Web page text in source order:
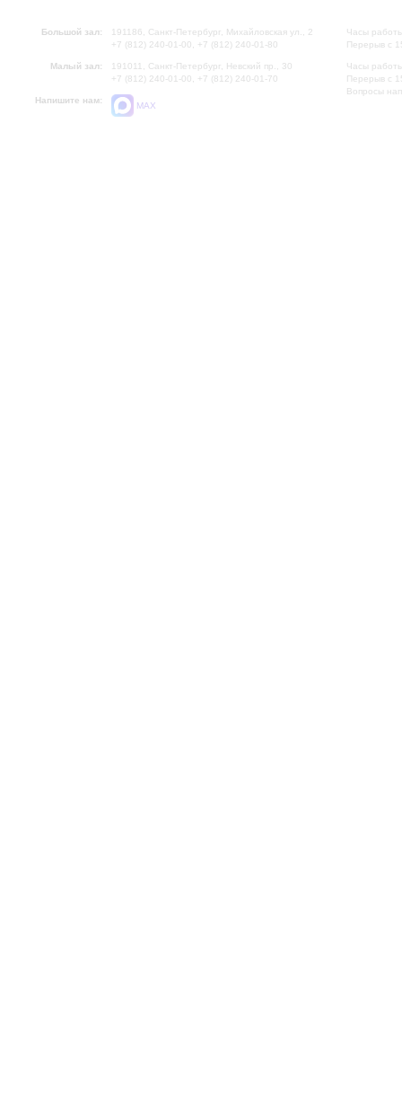
Большой зал:
191186, Санкт-Петербург, Михайловская ул., 2
+7 (812) 240-01-00, +7 (812) 240-01-80
Малый зал:
191011, Санкт-Петербург, Невский пр., 30
+7 (812) 240-01-00, +7 (812) 240-01-70
Напишите нам:
MAX
Часы
Перерыв с
Часы
Перерыв с
Вопросы